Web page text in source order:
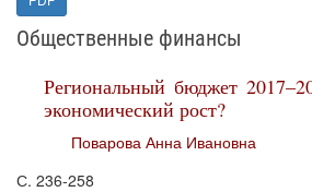
Общественные финансы
Региональный бюджет
экономический рост?
Поварова Анна Ивановна
С. 236-258